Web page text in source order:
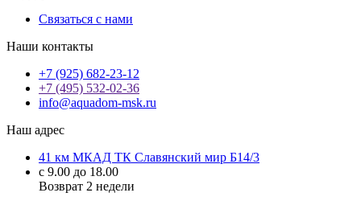
Связаться с нами
Наши контакты
+7 (925) 682-23-12
+7 (495) 532-02-36
info@aquadom-msk.ru
Наш адрес
41 км МКАД ТК Славянский мир Б14/3
с 9.00 до 18.00
Возврат 2 недели